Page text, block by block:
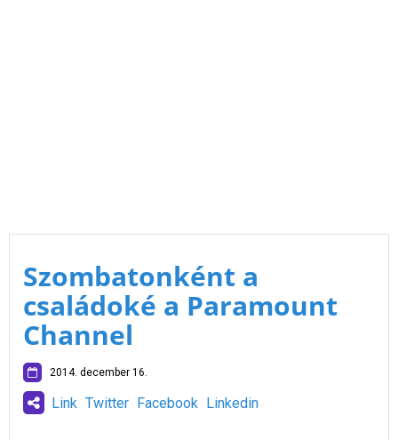
Szombatonként a
családoké a Paramount
Channel
2014. december 16.
Link Twitter Facebook Linkedin